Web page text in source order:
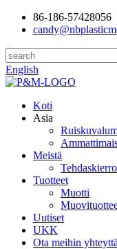
86-186-57428056
English
Koti
Asia
Meistä
Tuotteet
Muotti
Uutiset
UKK
Ota meihin yhteyttä